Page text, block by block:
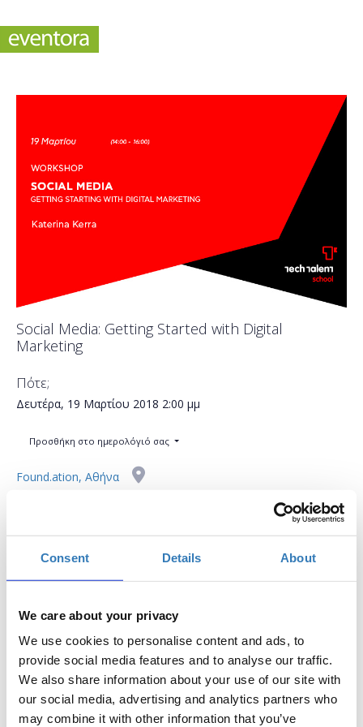
Consent Details About
We care about your privacy
We use cookies to personalise content and ads, to
provide social media features and to analyse our traffic.
We also share information about your use of our site with
our social media, advertising and analytics partners who
may combine it with other information that you’ve
Social Media: Getting Started with Digital
Marketing
Πότε;
Δευτέρα, 19 Μαρτίου 2018 2:00 μμ
Προσθήκη στο ημερολόγιό σας
Found.ation, Αθήνα
Το workshop έχει στόχο να δώσει την δυνατότητα
στους συμμετέχοντες να εκπαιδευτούν στη χρήση
σημαντικών μέσων κοινωνικής δικτύωσης, να
μάθουν τον τρόπο μέτρησης της
αποτελεσματικότητας του Digital Marketing και να